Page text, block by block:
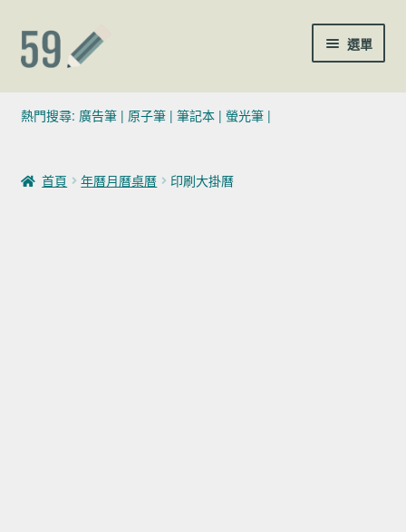
跳至導覽列
跳至主要內容 選單
(02)7729-4140
聯絡我們
熱門搜尋: 廣告筆| 原子筆| 筆記本| 螢光筆|
首頁 年曆月曆桌曆 印刷大掛曆